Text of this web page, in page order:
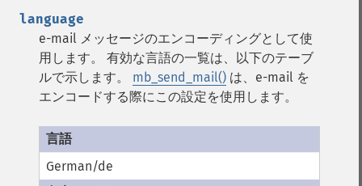
language
e-mail メッセージのエンコーディングとして使
用します。 有効な言語の一覧は、以下のテーブ
ルで示します。 mb_send_mail() は、e-mail を
エンコードする際にこの設定を使用します。
German/de